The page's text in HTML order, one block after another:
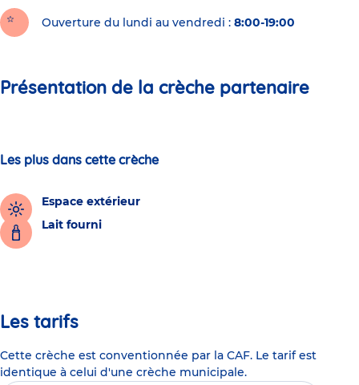
Ouverture du lundi au vendredi : 8:00-19:00
Présentation de la crèche partenaire
Les plus dans cette crèche
Espace extérieur
Lait fourni
Les tarifs
Cette crèche est conventionnée par la CAF. Le tarif est
identique à celui d'une crèche municipale.